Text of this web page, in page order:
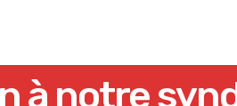
à notre